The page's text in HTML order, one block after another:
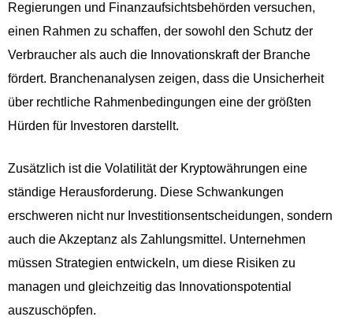
Regierungen und Finanzaufsichtsbehörden versuchen,
einen Rahmen zu schaffen, der sowohl den Schutz der
Verbraucher als auch die Innovationskraft der Branche
fördert. Branchenanalysen zeigen, dass die Unsicherheit
über rechtliche Rahmenbedingungen eine der größten
Hürden für Investoren darstellt.
Zusätzlich ist die Volatilität der Kryptowährungen eine
ständige Herausforderung. Diese Schwankungen
erschweren nicht nur Investitionsentscheidungen, sondern
auch die Akzeptanz als Zahlungsmittel. Unternehmen
müssen Strategien entwickeln, um diese Risiken zu
managen und gleichzeitig das Innovationspotential
auszuschöpfen.